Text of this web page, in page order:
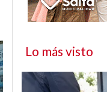
Lo más visto